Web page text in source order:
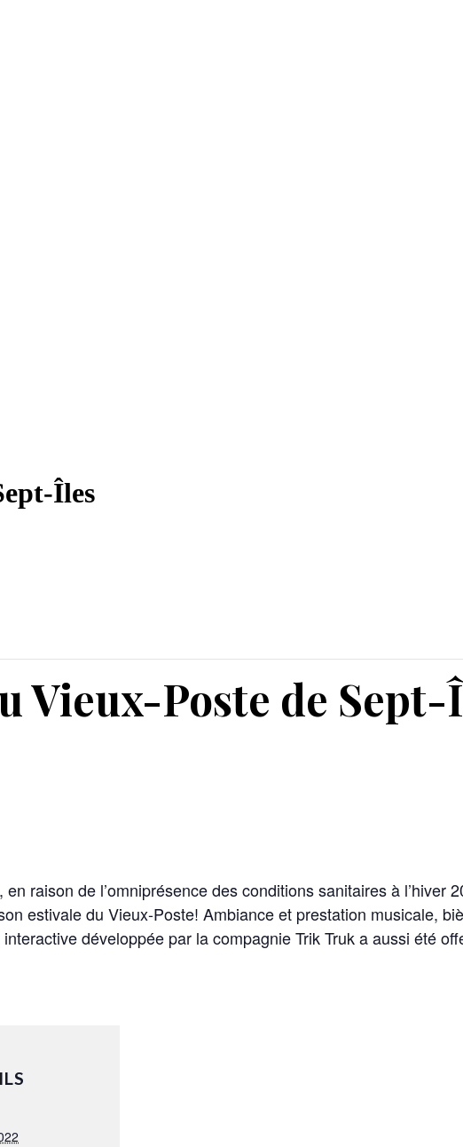
Îles
Vieux-Poste de Sept-
en raison de l’omniprésence des conditions sanitaires à l’hiver
estivale du Vieux-Poste! Ambiance et prestation musicale,
développée par la compagnie Trik Truk a aussi été